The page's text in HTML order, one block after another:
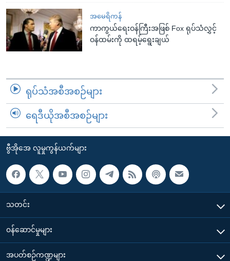
အမေရိကန်
ကာကွယ်ရေးဝန်ကြီးအဖြစ် Fox ရုပ်သံလွှင့်
ဝန်ထမ်းကို ထရမ့်ရွေးချယ်
ရုပ်သံအစီအစဉ်များ
ရေဒီယိုအစီအစဉ်များ
ဗွီအိုအေ လူမှုကွန်ယက်များ
သတင်း
၀န်ဆောင်မှုများ
အပတ်စဉ်ကဏ္ဍများ